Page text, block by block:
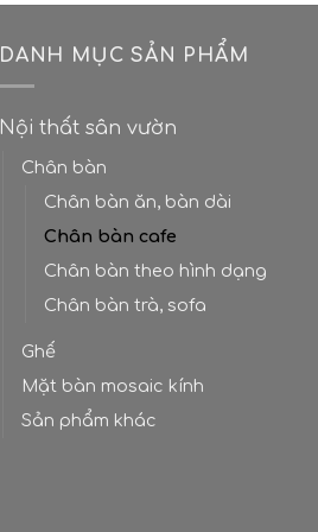
DANH MỤC SẢN PHẨM
Nội thất sân vườn
Chân bàn
Chân bàn ăn, bàn dài
Chân bàn cafe
Chân bàn theo hình dạng
Chân bàn trà, sofa
Ghế
Mặt bàn mosaic kính
Sản phẩm khác